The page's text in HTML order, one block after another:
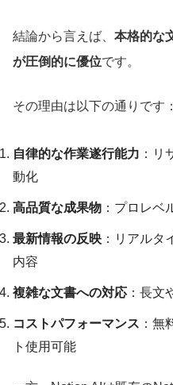
結論から言えば、 本格的な
が圧倒的に優位です。
その理由は以下の通りです：
自律的な作業遂行能力 ：リ
動化
高品質な成果物 ：プロレベ
最新情報の反映 ：リアルタ
内容
複雑な文書への対応 ：長文
コストパフォーマンス ：無
ト使用可能